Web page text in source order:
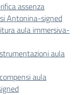
assenza
Antonina-signed
aula immersiva-
aula
aula